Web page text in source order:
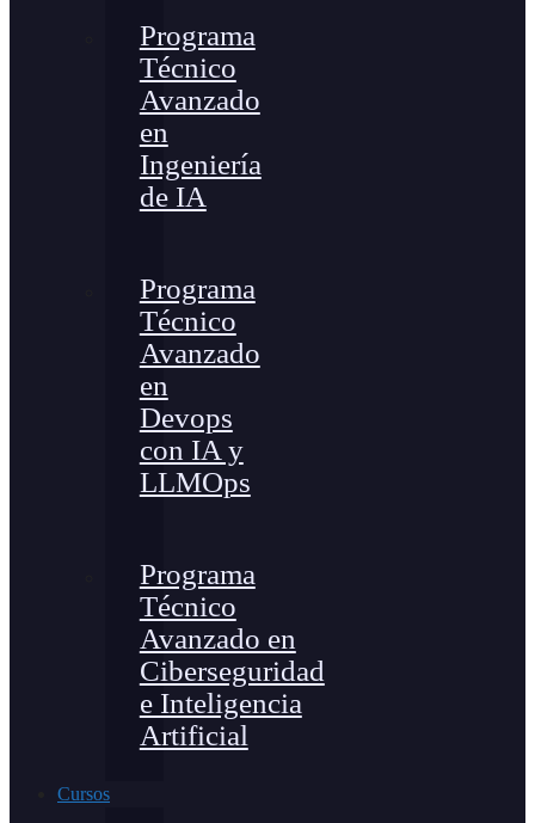
Programa
Técnico
Avanzado
en
Ingeniería
de IA
Programa
Técnico
Avanzado
en
Devops
con IA y
LLMOps
Programa
Técnico
Avanzado en
Ciberseguridad
e Inteligencia
Artificial
Cursos